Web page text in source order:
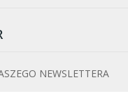
NEWSLETTERA